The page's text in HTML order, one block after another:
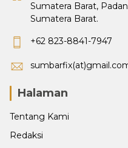
Sumatera Barat,
Sumatera Barat.
+62 823-8841-7947
Halaman
Tentang Kami
Redaksi